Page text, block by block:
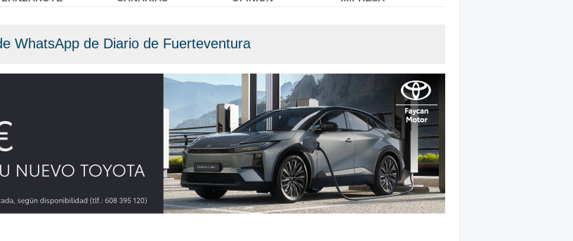
WhatsApp de Diario de Fuerteventura